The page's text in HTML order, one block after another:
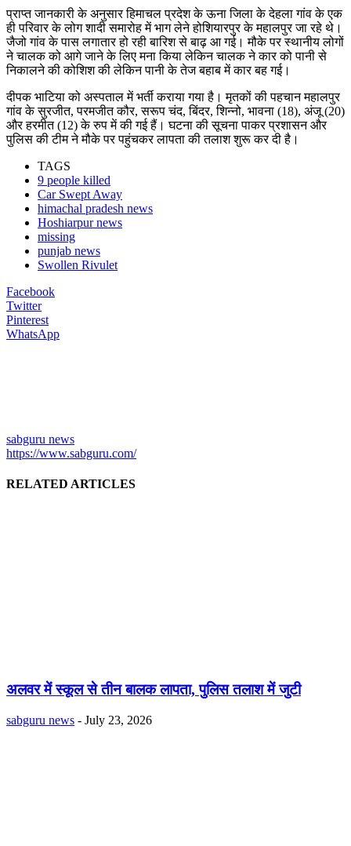
प्राप्त जानकारी के अनुसार हिमाचल प्रदेश के ऊना जिला के देहला गांव के एक
ही परिवार के लोग शादी समारोह में भाग लेने होशियारपुर के महालपुर जा रहे थे।
जैजो गांव के पास लगातार हो रही बारिश से बाढ़ आ गई। मौके पर स्थानीय लोगों
ने चालक को आगे जाने के लिए मना किया लेकिन चालक ने कार को पानी से
निकालने की कोशिश की लेकिन पानी के तेज बहाब में कार बह गई।
दीपक भाटिया को अस्पताल में भर्ती कराया गया है। मृतकों की पहचान महालपुर
गांव के सुरजीत, परमजीत कौर, सरूप चंद, बिंदर, शिन्नो, भावना (18), अंजू (20)
और हरमीत (12) के रुप में की गई हैं। घटना की सूचना पाकर प्रशासन और
पुलिस की टीम ने मौके पर पहुंचकर लापता की तलाश शुरू कर दी है।
TAGS
9 people killed
Car Swept Away
himachal pradesh news
Hoshiarpur news
missing
punjab news
Swollen Rivulet
Facebook
Twitter
Pinterest
WhatsApp
sabguru news
https://www.sabguru.com/
RELATED ARTICLES
अलवर में स्कूल से तीन बालक लापता, पुलिस तलाश में जुटी
sabguru news - July 23, 2026